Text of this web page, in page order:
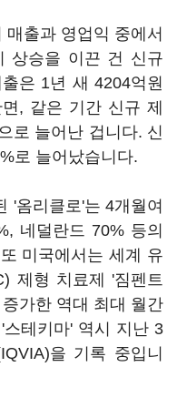
출과 영업익 중에서
상승을 이끈 건 신규
은 1년 새 4204억원
, 같은 기간 신규 제
로 늘어난 겁니다. 신
로 늘어났습니다.
'옴리클로'는 4개월여
네덜란드 70% 등의
미국에서는 세계 유
제형 치료제 '짐펜트
가한 역대 최대 월간
테키마' 역시 지난 3
을 기록 중입니